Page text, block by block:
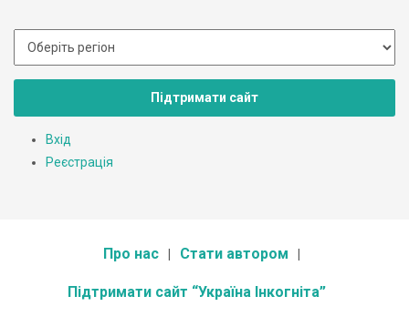
Підтримати сайт
Вхід
Реєстрація
Про нас Стати автором
Підтримати сайт “Україна Інкогніта”